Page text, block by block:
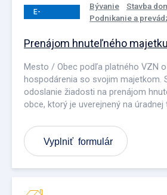
E-
Bývanie Stavba
Podnikanie a
Prenájom hnuteľného
Mesto / Obec podľa platného VZN
hospodárenia so svojim majetkom.
odoslanie žiadosti na prenájom
obce, ktorý je uverejnený na úradnej
Vyplniť formulár